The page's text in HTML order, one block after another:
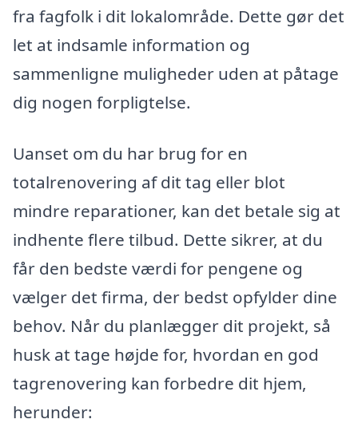
fra fagfolk i dit lokalområde. Dette gør det
let at indsamle information og
sammenligne muligheder uden at påtage
dig nogen forpligtelse.
Uanset om du har brug for en
totalrenovering af dit tag eller blot
mindre reparationer, kan det betale sig at
indhente flere tilbud. Dette sikrer, at du
får den bedste værdi for pengene og
vælger det firma, der bedst opfylder dine
behov. Når du planlægger dit projekt, så
husk at tage højde for, hvordan en god
tagrenovering kan forbedre dit hjem,
herunder: